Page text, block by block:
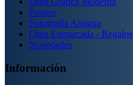
Posters
Fotografía Antigua
Obra Enmarcada - Regalos
Novedades
Información